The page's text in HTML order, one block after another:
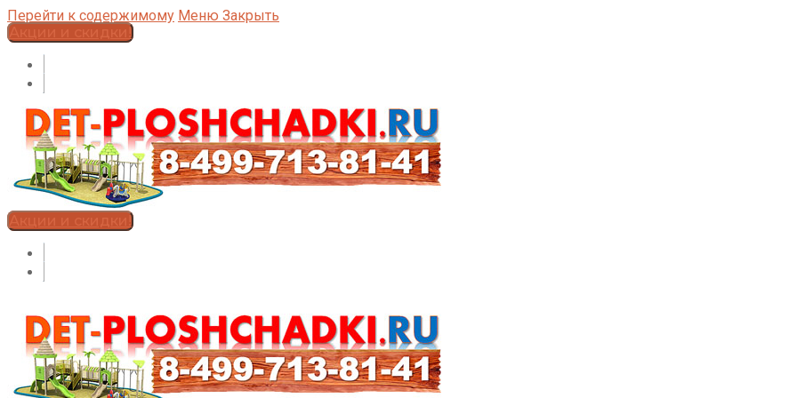
Перейти к содержимому Меню Закрыть
Акции и скидки!
Акции и скидки!